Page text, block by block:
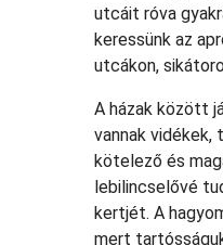
utcáit róva
keressünk az
utcákon,
A házak között
vannak vidékek,
kötelező és
lebilincselővé
kertjét. A
mert